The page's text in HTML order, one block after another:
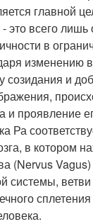
главной
это всего
в
изменению
созидания и
и проявление
Ра
в котором
(Nervus Vagus)
системы, ветви